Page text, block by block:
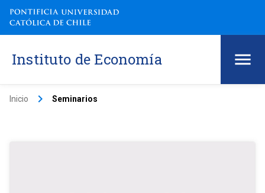
Instituto de Economía
Inicio keyboard_arrow_right Seminarios